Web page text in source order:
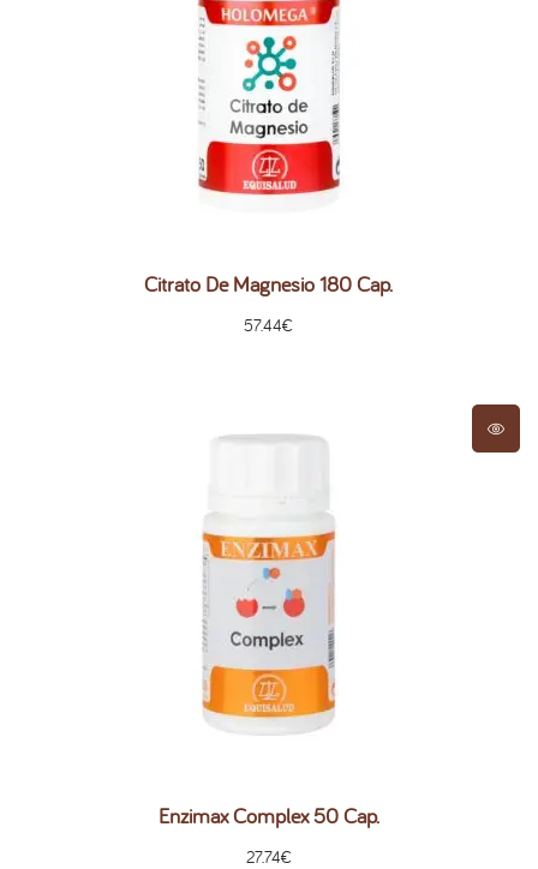
Citrato De Magnesio 180 Cap.
57.44€
Enzimax Complex 50 Cap.
27.74€